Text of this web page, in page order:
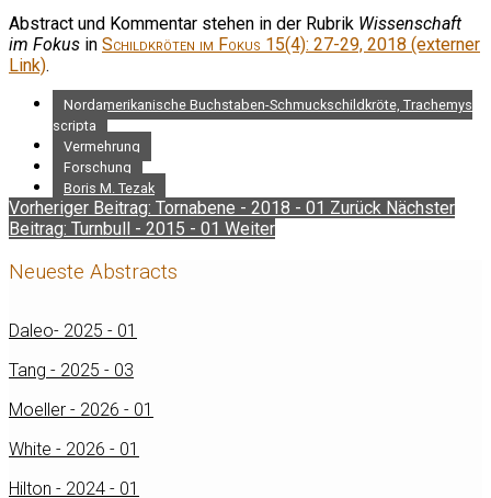
Abstract und Kommentar stehen in der Rubrik Wissenschaft
im Fokus in Schildkröten im Fokus 15(4): 27-29, 2018 (externer
Link).
Nordamerikanische Buchstaben-Schmuckschildkröte, Trachemys
scripta
Vermehrung
Forschung
Boris M. Tezak
Vorheriger Beitrag: Tornabene - 2018 - 01 Zurück Nächster
Beitrag: Turnbull - 2015 - 01 Weiter
Neueste Abstracts
Daleo- 2025 - 01
Tang - 2025 - 03
Moeller - 2026 - 01
White - 2026 - 01
Hilton - 2024 - 01